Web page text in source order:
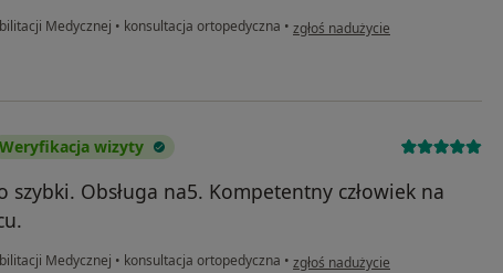
Medycznej • konsultacja ortopedyczna • w opinii użytkownika Magdalena
zgłoś nadużycie
Weryfikacja wizyty
Obsługa na5. Kompetentny człowiek na
Medycznej • konsultacja ortopedyczna • w opinii użytkownika Karol Fronczak
zgłoś nadużycie